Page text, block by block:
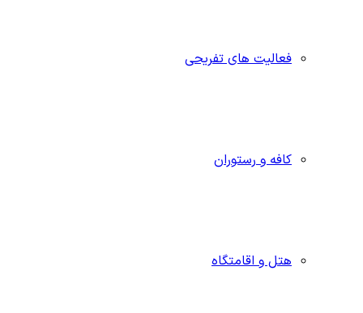
فعالیت های تفریحی
کافه و رستوران
هتل و اقامتگاه